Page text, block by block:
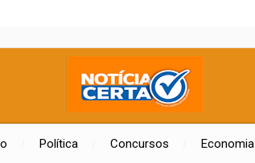
Política Concursos Economia